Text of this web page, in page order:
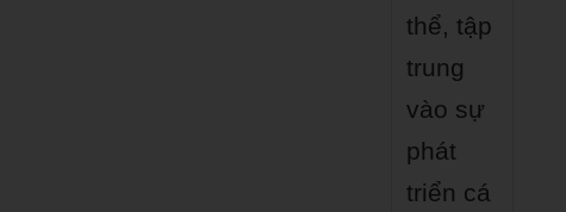
thể, tập
trung
vào sự
phát
triển cá